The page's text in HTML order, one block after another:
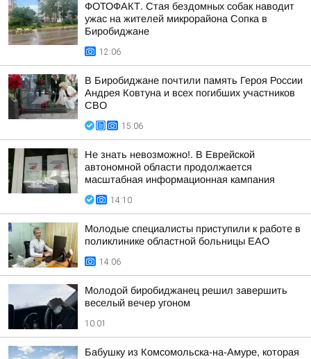
ФОТОФАКТ. Стая бездомных собак наводит
ужас на жителей микрорайона Сопка в
Биробиджане
12:06
В Биробиджане почтили память Героя России
Андрея Ковтуна и всех погибших участников
СВО
15:06
Не знать невозможно!. В Еврейской
автономной области продолжается
масштабная информационная кампания
14:10
Молодые специалисты приступили к работе в
поликлинике областной больницы ЕАО
14:06
Молодой биробиджанец решил завершить
веселый вечер угоном
10:01
Бабушку из Комсомольска-на-Амуре, которая